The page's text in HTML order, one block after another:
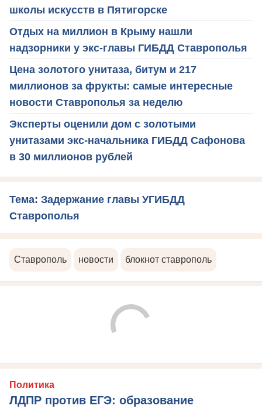
школы искусств в Пятигорске
Отдых на миллион в Крыму нашли
надзорники у экс-главы ГИБДД Ставрополья
Цена золотого унитаза, битум и 217
миллионов за фрукты: самые интересные
новости Ставрополья за неделю
Эксперты оценили дом с золотыми
унитазами экс-начальника ГИБДД Сафонова
в 30 миллионов рублей
Тема: Задержание главы УГИБДД
Ставрополья
Ставрополь новости блокнот ставрополь
Политика
ЛДПР против ЕГЭ: образование